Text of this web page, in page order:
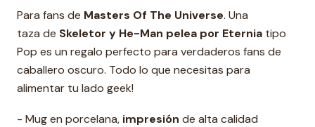
Para fans de Masters Of The Universe. Una
taza de Skeletor y He-Man pelea por Eternia tipo
Pop es un regalo perfecto para verdaderos fans de
caballero oscuro. Todo lo que necesitas para
alimentar tu lado geek!
- Mug en porcelana, impresión de alta calidad